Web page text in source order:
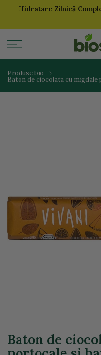
SariHidratare Zilnică
Produse bio
Baton de ciocolata cu
Baton de